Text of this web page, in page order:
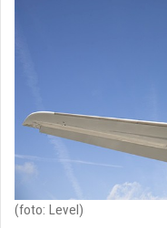
(foto: Level)